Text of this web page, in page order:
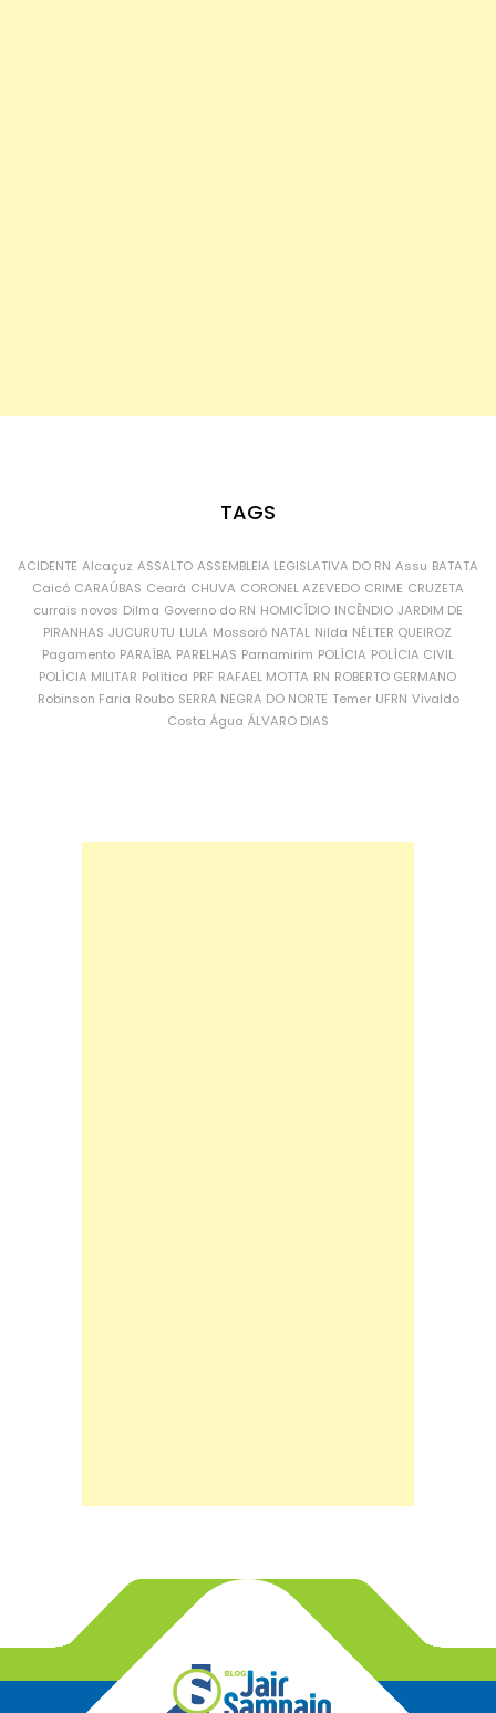
TAGS
ACIDENTE Alcaçuz ASSALTO ASSEMBLEIA LEGISLATIVA DO RN Assu BATATA
Caicó CARAÚBAS Ceará CHUVA CORONEL AZEVEDO CRIME CRUZETA
currais novos Dilma Governo do RN HOMICÍDIO INCÊNDIO JARDIM DE
PIRANHAS JUCURUTU LULA Mossoró NATAL Nilda NÉLTER QUEIROZ
Pagamento PARAÍBA PARELHAS Parnamirim POLÍCIA POLÍCIA CIVIL
POLÍCIA MILITAR Política PRF RAFAEL MOTTA RN ROBERTO GERMANO
Robinson Faria Roubo SERRA NEGRA DO NORTE Temer UFRN Vivaldo
Costa Água ÁLVARO DIAS